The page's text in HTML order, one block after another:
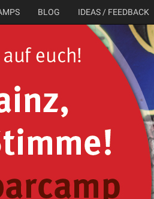
BLOG IDEAS / FEEDBACK